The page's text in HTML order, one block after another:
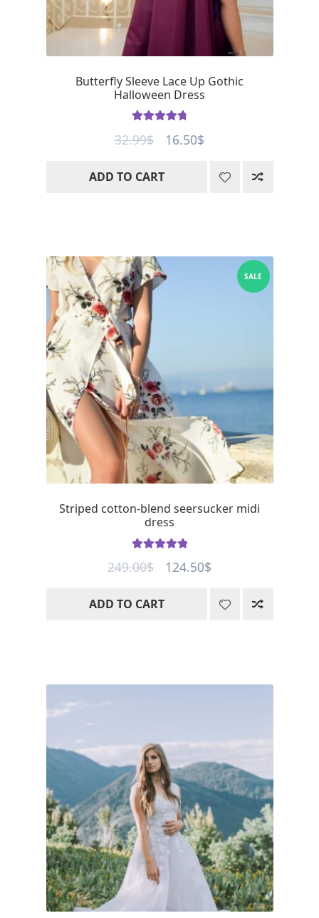
Butterfly Sleeve Lace Up Gothic
Halloween Dress
out of 5
32.99$
Original
was:
16.50$Current
ADD TO CART
Striped cotton-blend seersucker midi
dress
of 5
SALE
249.00$
Original
was:
124.50$Current
is:
ADD TO CART